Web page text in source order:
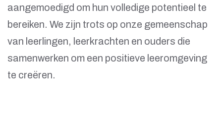
aangemoedigd om hun volledige potentieel te
bereiken. We zijn trots op onze gemeenschap
van leerlingen, leerkrachten en ouders die
samenwerken om een positieve leeromgeving
te creëren.